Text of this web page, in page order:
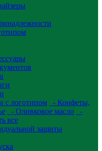
с логотипом
- Конфеты,
- Оливковое масло
-
все
защиты